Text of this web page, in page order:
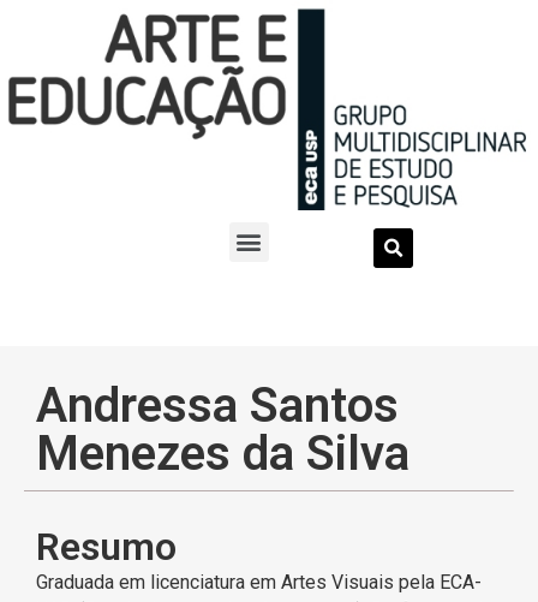
Andressa Santos
Menezes da Silva
Resumo
Graduada em licenciatura em Artes Visuais pela ECA-